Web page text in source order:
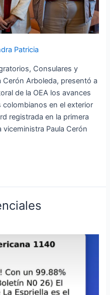
Patricia
Consulares y
Cerón Arboleda, presentó a
de la OEA los avances
en el exterior
registrada en la primera
Paula Cerón